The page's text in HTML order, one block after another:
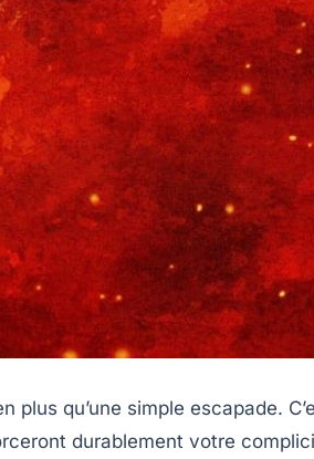
plus qu’une simple escapade.
durablement votre